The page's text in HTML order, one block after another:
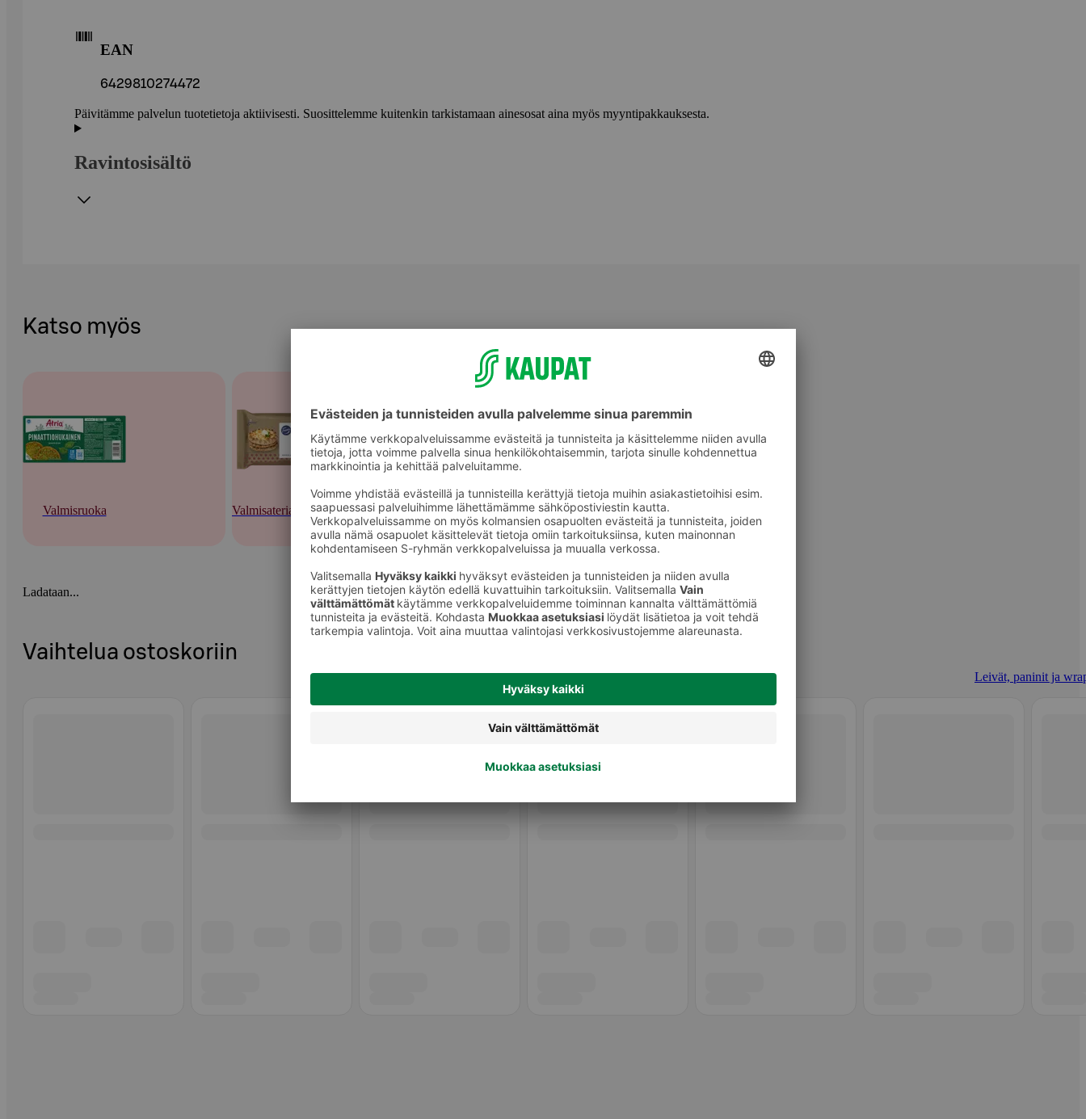
EAN
6429810274472
Päivitämme palvelun tuotetietoja aktiivisesti. Suosittelemme kuitenkin tarkistamaan ainesosat aina myös myyntipakkauksesta.
Ravintosisältö
Katso myös
Valmisruoka Valmisateriat ja -keitot Leivät, paninit ja wrapit
Ladataan...
Vaihtelua ostoskoriin
Leivät, paninit ja